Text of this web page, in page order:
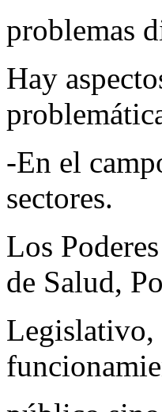
problemas
Hay
-En el
sectores.
Los
de Salud,
Legislativo,